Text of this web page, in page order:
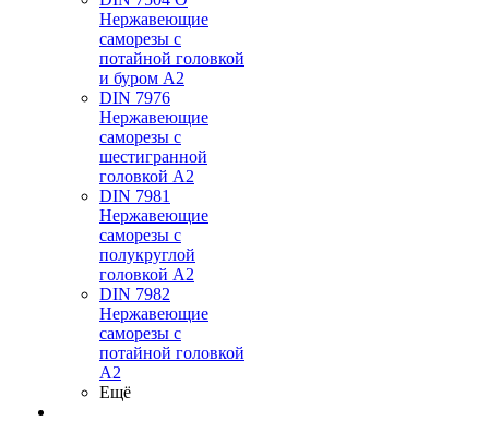
Нержавеющие
саморезы с
потайной головкой
и буром А2
DIN 7976
Нержавеющие
саморезы с
шестигранной
головкой А2
DIN 7981
Нержавеющие
саморезы с
полукруглой
головкой А2
DIN 7982
Нержавеющие
саморезы с
потайной головкой
А2
Ещё